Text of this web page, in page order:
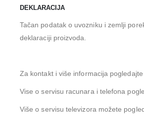
DEKLARACIJA
Tačan podatak o uvozniku i zemlji
deklaraciji proizvoda.
Za kontakt i više informacija pogledajte
Vise o servisu racunara i telefona
Više o servisu televizora možete